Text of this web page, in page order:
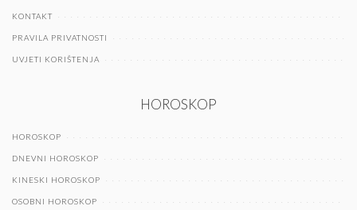
KONTAKT
PRAVILA PRIVATNOSTI
UVJETI KORIŠTENJA
HOROSKOP
HOROSKOP
DNEVNI HOROSKOP
KINESKI HOROSKOP
OSOBNI HOROSKOP